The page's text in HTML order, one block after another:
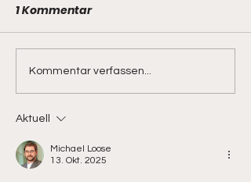
Stadtmeisterschaft
2026
1 Kommentar
Kommentar verfassen...
Aktuell
Michael Loose
13. Okt. 2025